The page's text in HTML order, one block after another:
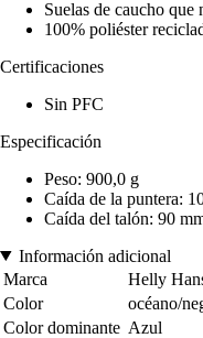
Suelas de caucho que
100% poliéster
Certificaciones
Sin PFC
Especificación
Peso: 900,0 g
Caída de la puntera:
Caída del talón: 90
Información adicional
Marca
Helly
Color
océano/
Color dominante Azul